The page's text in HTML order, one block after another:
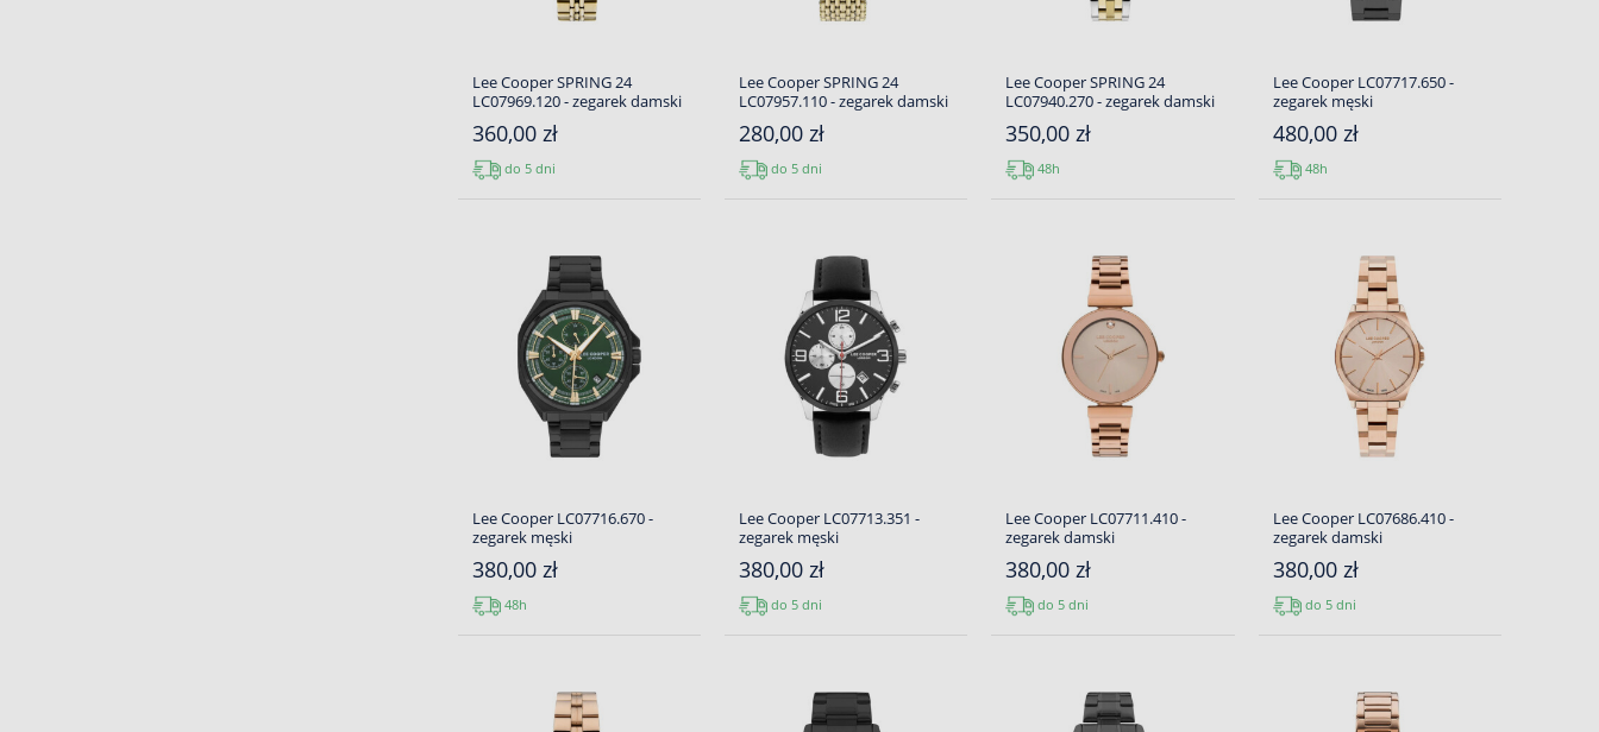
Lee Cooper SPRING 24
LC07969.120 - zegarek damski
360,00 zł
do 5 dni
Lee Cooper SPRING 24
LC07957.110 - zegarek damski
280,00 zł
do 5 dni
Lee Cooper SPRING 24
LC07940.270 - zegarek damski
350,00 zł
48h
Lee Cooper LC07717.650 -
zegarek męski
480,00 zł
48h
Lee Cooper LC07716.670 -
zegarek męski
380,00 zł
48h
Lee Cooper LC07713.351 -
zegarek męski
380,00 zł
do 5 dni
Lee Cooper LC07711.410 -
zegarek damski
380,00 zł
do 5 dni
Lee Cooper LC07686.410 -
zegarek damski
380,00 zł
do 5 dni